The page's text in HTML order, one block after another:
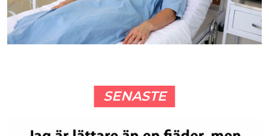
SENASTE